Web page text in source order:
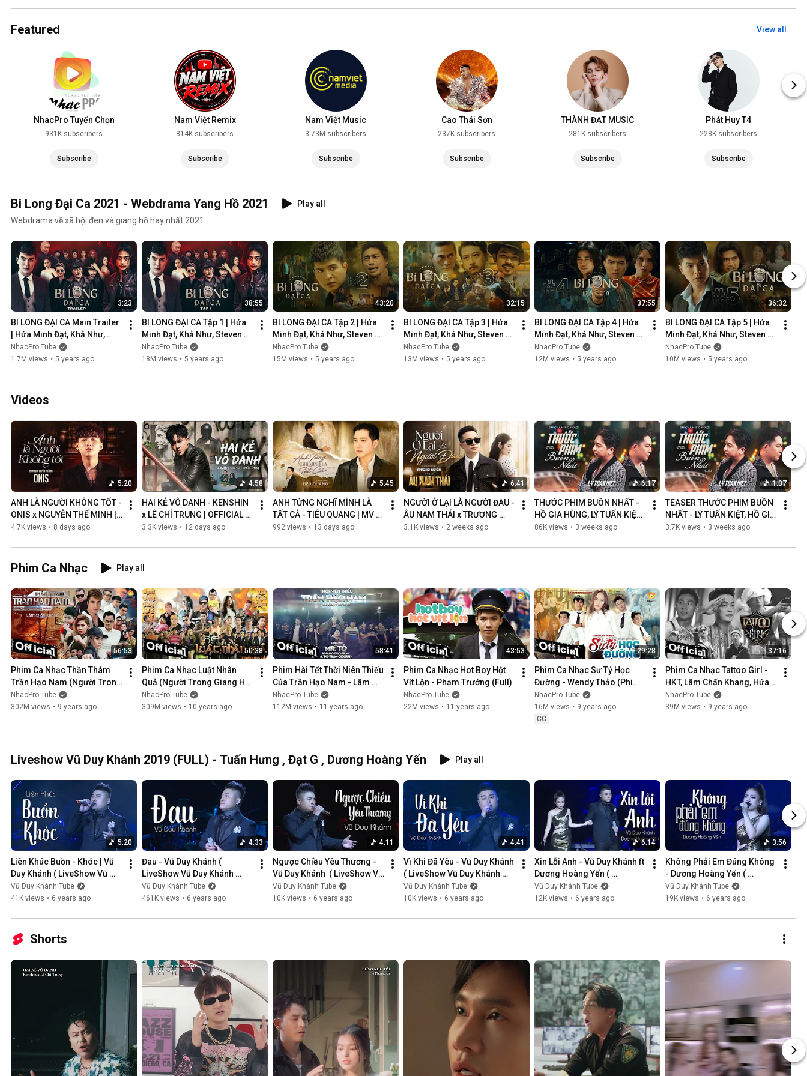
Featured View all
NhacPro Tuyển Chọn
931K subscribers
Subscribe
Nam Việt Remix
814K subscribers
Subscribe
Nam Việt Music
3.73M subscribers
Subscribe
Cao Thái Sơn
237K subscribers
Subscribe
THÀNH ĐẠT MUSIC
281K subscribers
Subscribe
Phát Huy T4
228K subscribers
Subscribe
Bi Long Đại Ca 2021 - Webdrama Yang Hồ 2021
Play all
Webdrama về xã hội đen và giang hồ hay nhất 2021
3:23
BI LONG ĐẠI CA Main Trailer
| Hứa Minh Đạt, Khả Như,
Steven Nguyễn, Lợi Trần |
Webdrama Yang Hồ 2021
NhacPro Tube
1.7M views • 5 years ago
38:55
BI LONG ĐẠI CA Tập 1 | Hứa
Minh Đạt, Khả Như, Steven
Nguyễn, Lợi Trần |
Webdrama Yang Hồ 2021
NhacPro Tube
18M views • 5 years ago
43:20
BI LONG ĐẠI CA Tập 2 | Hứa
Minh Đạt, Khả Như, Steven
Nguyễn, Lợi Trần |
Webdrama Yang Hồ 2021
NhacPro Tube
15M views • 5 years ago
32:15
BI LONG ĐẠI CA Tập 3 | Hứa
Minh Đạt, Khả Như, Steven
Nguyễn, Lợi Trần |
Webdrama Yang Hồ 2021
NhacPro Tube
13M views • 5 years ago
37:55
BI LONG ĐẠI CA Tập 4 | Hứa
Minh Đạt, Khả Như, Steven
Nguyễn, Lợi Trần |
Webdrama Yang Hồ 2021
NhacPro Tube
12M views • 5 years ago
36:32
BI LONG ĐẠI CA Tập 5 | Hứa
Minh Đạt, Khả Như, Steven
Nguyễn, Lợi Trần |
Webdrama Yang Hồ 2021
NhacPro Tube
10M views • 5 years ago
Videos
5:20
ANH LÀ NGƯỜI KHÔNG TỐT -
ONIS x NGUYỄN THẾ MINH |
OFFICIAL MV
4.7K views • 8 days ago
4:58
HAI KẺ VÔ DANH - KENSHIN
x LÊ CHÍ TRUNG | OFFICIAL
MUSIC VIDEO
3.3K views • 12 days ago
5:45
ANH TỪNG NGHĨ MÌNH LÀ
TẤT CẢ - TIÊU QUANG | MV
OFFICIAL
992 views • 13 days ago
6:41
NGƯỜI Ở LẠI LÀ NGƯỜI ĐAU -
ÂU NAM THÁI x TRƯƠNG
NGÔN | MV OFFICIAL
3.1K views • 2 weeks ago
6:17
THƯỚC PHIM BUỒN NHẤT -
HỒ GIA HÙNG, LÝ TUẤN KIỆT |
OFFICIAL MUSIC VIDEO
86K views • 3 weeks ago
1:07
TEASER THƯỚC PHIM BUỒN
NHẤT - LÝ TUẤN KIỆT, HỒ GIA
HÙNG | NGÀN LỜI NGƯỜI ĐÃ
3.7K views • 3 weeks ago
Phim Ca Nhạc Play all
56:53
Phim Ca Nhạc Thần Thám
Trần Hạo Nam (Người Trong
Giang Hồ 5) - Lâm Chấn
Khang 2017
NhacPro Tube
302M views • 9 years ago
50:38
Phim Ca Nhạc Luật Nhân
Quả (Người Trong Giang Hồ
4) - Lâm Chấn Khang 2016
NhacPro Tube
309M views • 10 years ago
58:41
Phim Hài Tết Thời Niên Thiếu
Của Trần Hạo Nam - Lâm
Chấn Khang [Official]
NhacPro Tube
112M views • 11 years ago
43:53
Phim Ca Nhạc Hot Boy Hột
Vịt Lộn - Phạm Trưởng (Full)
NhacPro Tube
22M views • 11 years ago
29:28
Phim Ca Nhạc Sư Tỷ Học
Đường - Wendy Thảo (Phim
Ca Nhạc Hay Nhất 2017)
NhacPro Tube
16M views • 9 years ago
CC
37:16
Phim Ca Nhạc Tattoo Girl -
HKT, Lâm Chấn Khang, Hứa
Minh Đạt, Thanh Tân
NhacPro Tube
39M views • 9 years ago
Liveshow Vũ Duy Khánh 2019 (FULL) - Tuấn Hưng , Đạt G , Dương Hoàng Yến Play all
5:20
Liên Khúc Buồn - Khóc | Vũ
Duy Khánh ( LiveShow Vũ
Duy Khánh 2019 Phần 1/21 )
Vũ Duy Khánh Tube
41K views • 6 years ago
4:33
Đau - Vũ Duy Khánh (
LiveShow Vũ Duy Khánh
2019 Phần 2/21 )
Vũ Duy Khánh Tube
461K views • 6 years ago
4:11
Ngược Chiều Yêu Thương -
Vũ Duy Khánh  ( LiveShow Vũ
Duy Khánh 2019 Phần 3/21 )
Vũ Duy Khánh Tube
10K views • 6 years ago
4:41
Vì Khi Đã Yêu - Vũ Duy Khánh
( LiveShow Vũ Duy Khánh
2019 Phần 4/21 )
Vũ Duy Khánh Tube
10K views • 6 years ago
6:14
Xin Lỗi Anh - Vũ Duy Khánh ft
Dương Hoàng Yến (
LiveShow Vũ Duy Khánh
2019 Phần 5/21 )
Vũ Duy Khánh Tube
12K views • 6 years ago
3:56
Không Phải Em Đúng Không
- Dương Hoàng Yến (
LiveShow Vũ Duy Khánh
2019 Phần 6/21 )
Vũ Duy Khánh Tube
19K views • 6 years ago
Shorts